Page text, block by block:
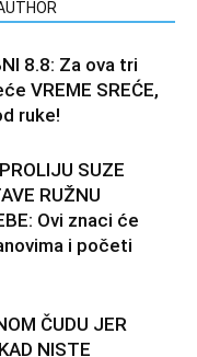
8.8: Za ova tri
VREME SREĆE,
ruke!
SUZE
RUŽNU
Ovi znaci će
i početi
ČUDU JER
NISTE